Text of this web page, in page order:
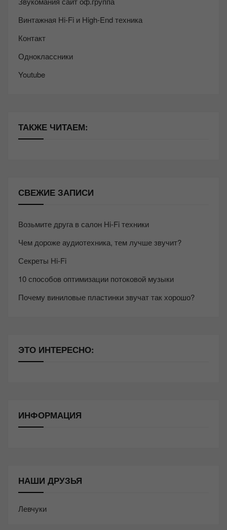
Винтажная Hi-Fi и High-End техника
Контакт
Одноклассники
Youtube
ТАКЖЕ ЧИТАЕМ:
СВЕЖИЕ ЗАПИСИ
Возьмите друга в салон Hi-Fi техники
Чем дороже аудиотехника, тем лучше звучит?
Секреты Hi-Fi
10 способов оптимизации потоковой музыки
Почему виниловые пластинки звучат так хорошо?
ЭТО ИНТЕРЕСНО:
ИНФОРМАЦИЯ
НАШИ ДРУЗЬЯ
Левчуки